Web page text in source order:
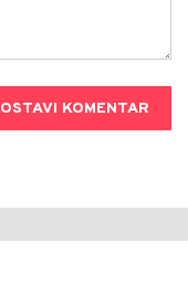
OSTAVI KOMENTAR